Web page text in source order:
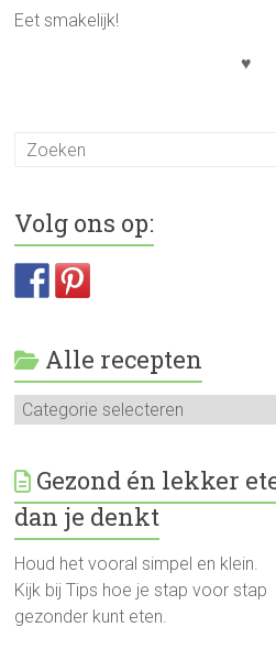
Eet smakelijk!
♥
Volg ons op:
Alle recepten
Alle
recepten
Gezond én lekker
dan je denkt
Houd het vooral simpel en klein.
Kijk bij Tips hoe je stap voor stap
gezonder kunt eten.